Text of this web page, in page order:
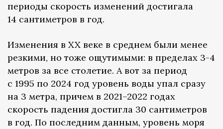
периоды скорость изменений достигала
14 сантиметров в год.
Изменения в XX веке в среднем были менее
резкими, но тоже ощутимыми: в пределах 3-4
метров за все столетие. А вот за период
с 1995 по 2024 год уровень воды упал сразу
на 3 метра, причем в 2021–2022 годах
скорость падения достигла 30 сантиметров
в год. По последним данным, уровень моря